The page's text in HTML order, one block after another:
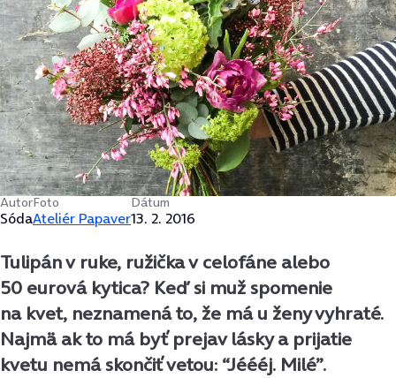
Autor
Sóda
Foto
Ateliér Papaver
Dátum
13. 2. 2016
Tulipán v ruke, ružička v celofáne alebo
50 eurová kytica? Keď si muž spomenie
na kvet, neznamená to, že má u ženy vyhraté.
Najmä ak to má byť prejav lásky a prijatie
kvetu nemá skončiť vetou: “Jéééj. Milé”.